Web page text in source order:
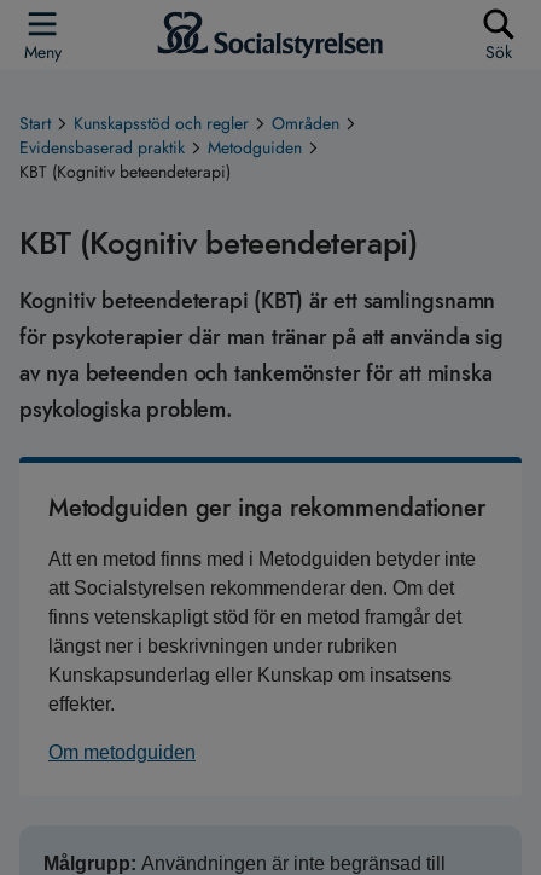
Meny Sök
Start Kunskapsstöd och regler
Områden
Evidensbaserad praktik
Metodguiden
KBT (Kognitiv beteendeterapi)
KBT (Kognitiv beteendeterapi)
Kognitiv beteendeterapi (KBT) är ett samlingsnamn
för psykoterapier där man tränar på att använda sig
av nya beteenden och tankemönster för att minska
psykologiska problem.
Metodguiden ger inga rekommendationer
Att en metod finns med i Metodguiden betyder inte
att Socialstyrelsen rekommenderar den. Om det
finns vetenskapligt stöd för en metod framgår det
längst ner i beskrivningen under rubriken
Kunskapsunderlag eller Kunskap om insatsens
effekter.
Om metodguiden
Målgrupp: Användningen är inte begränsad till